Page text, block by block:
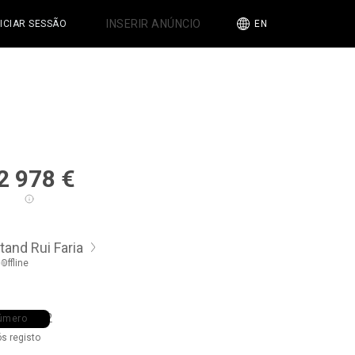
SESSÃO INSERIR ANÚNCIO EN
978 €
Rui Faria
Offline
••• •32
registo